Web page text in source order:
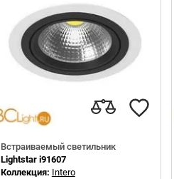
Встраиваемый светильник
Lightstar i91607
Коллекция: Intero